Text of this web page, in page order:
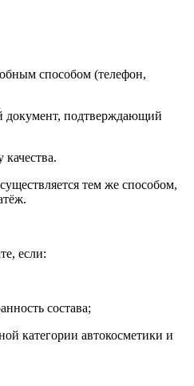
способом (телефон,
документ, подтверждающий
качества.
тем же способом,
если:
состава;
категории автокосметики и